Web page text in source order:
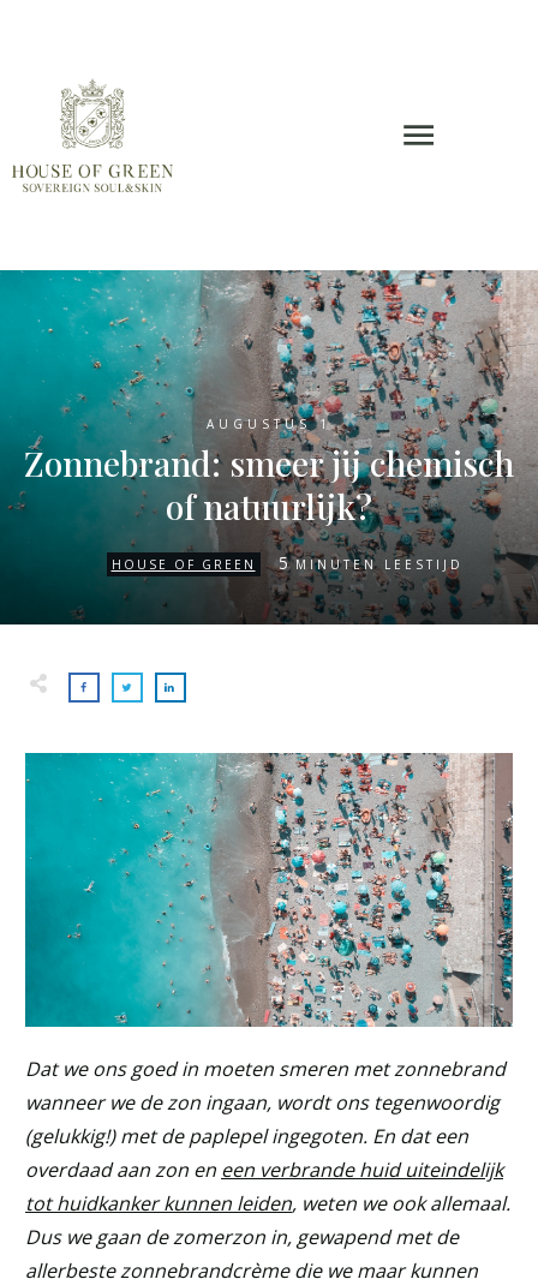
AUGUSTUS 1
Zonnebrand: smeer jij chemisch
of natuurlijk?
HOUSE OF GREEN 5 MINUTEN LEESTIJD
Dat we ons goed in moeten smeren met zonnebrand
wanneer we de zon ingaan, wordt ons tegenwoordig
(gelukkig!) met de paplepel ingegoten. En dat een
overdaad aan zon en een verbrande huid uiteindelijk
tot huidkanker kunnen leiden, weten we ook allemaal.
Dus we gaan de zomerzon in, gewapend met de
allerbeste zonnebrandcrème die we maar kunnen